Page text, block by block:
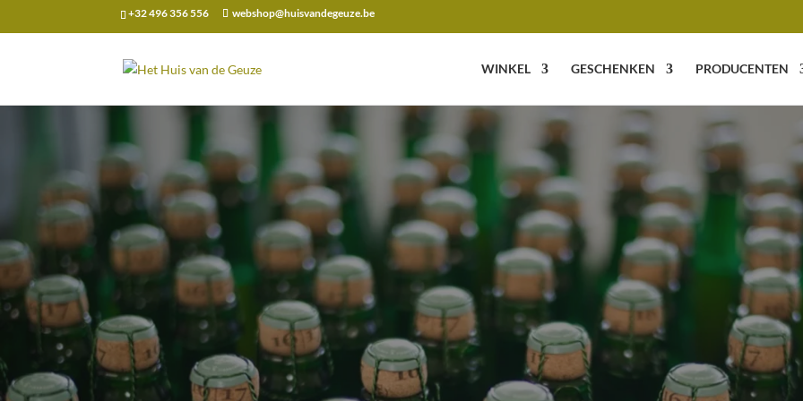
+32 496 356 556 webshop@huisvandegeuze.be
WINKEL GESCHENKEN PRODUCENTEN
Zoeken
naar: